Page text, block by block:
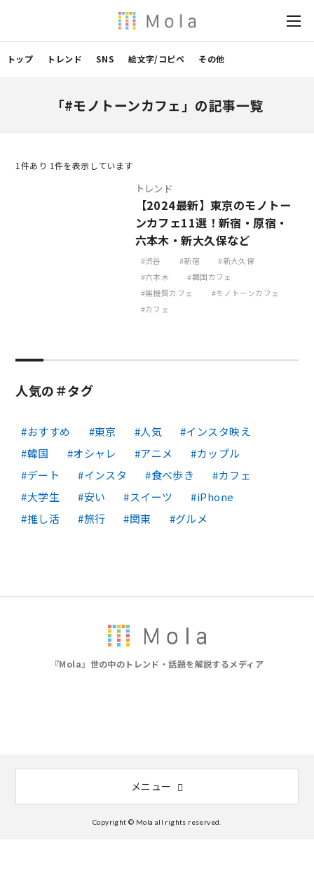
トップ トレンド SNS 絵文字/コピペ その他
「#モノトーンカフェ」の記事一覧
1 件あり 1件を表示しています
トレンド
【2024最新】東京のモノトー
ンカフェ11選！新宿・原宿・
六本木・新大久保など
渋谷 新宿
新大久保
六本木
韓国カフェ
無機質カフェ
モノトーンカフェ
カフェ
人気の＃タグ
おすすめ 東京 人気
インスタ映え
韓国
オシャレ アニメ
カップル
デート
インスタ 食べ歩き
カフェ
大学生
安い スイーツ
iPhone
推し活
旅行 関東 グルメ
『Mola』世の中のトレンド・話題を解説するメディア
メニュー
Copyright © Mola all rights reserved.